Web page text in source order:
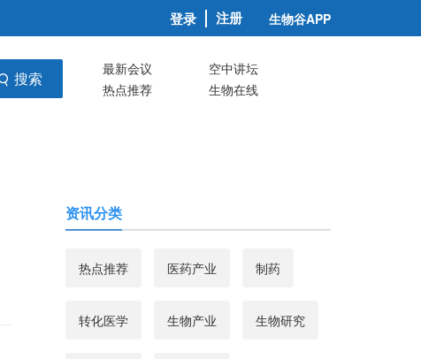
登录 注册 生物谷APP
搜索 最新会议
空中讲坛
热点推荐
生物在线
资讯分类
热点推荐 医药产业 制药
转化医学 生物产业 生物研究